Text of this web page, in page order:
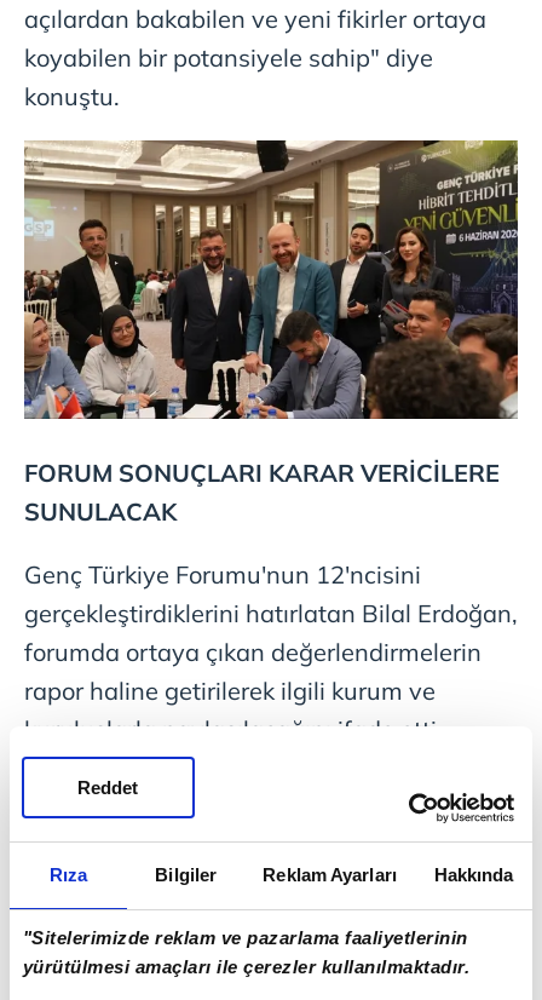
Rıza Bilgiler Reklam Ayarları Hakkında
"Sitelerimizde reklam ve pazarlama faaliyetlerinin
yürütülmesi amaçları ile çerezler kullanılmaktadır.
Reddet
açılardan bakabilen ve yeni fikirler ortaya
koyabilen bir potansiyele sahip" diye
konuştu.
FORUM SONUÇLARI KARAR VERİCİLERE
SUNULACAK
Genç Türkiye Forumu'nun 12'ncisini
gerçekleştirdiklerini hatırlatan Bilal Erdoğan,
forumda ortaya çıkan değerlendirmelerin
rapor haline getirilerek ilgili kurum ve
kuruluşlarla paylaşılacağını ifade etti.
Gençlerin yalnızca fikir alışverişinde
bulunmadığını vurgulayan Erdoğan,
geliştirilen çözüm önerilerinin karar alıcı
mekanizmalara ulaştırıldığını kaydetti.
çevrelerinde benzer çalışma grupları